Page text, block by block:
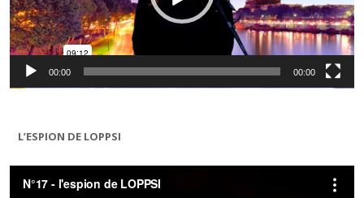
00:00 00:00
L’ESPION DE LOPPSI
Lecteur
vidéo